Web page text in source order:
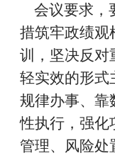
会议要求，
措筑牢政绩观
训，坚决反对
轻实效的形式
规律办事、靠
性执行，强化
管理、风险处